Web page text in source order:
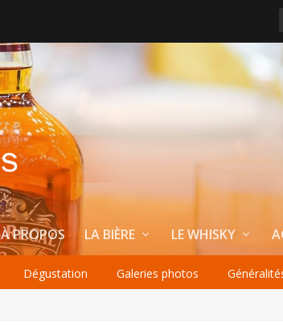
À PROPOS LA BIÈRE LE WHISKY
Dégustation Galeries photos